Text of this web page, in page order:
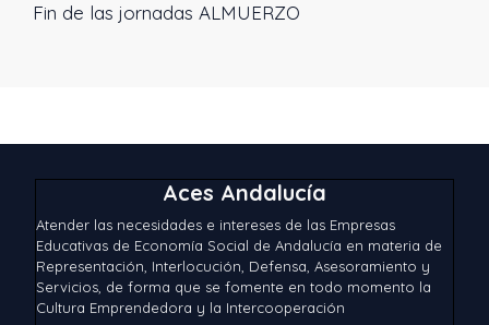
Fin de las jornadas ALMUERZO
Aces Andalucía
Atender las necesidades e intereses de las Empresas
Educativas de Economía Social de Andalucía en materia de
Representación, Interlocución, Defensa, Asesoramiento y
Servicios, de forma que se fomente en todo momento la
Cultura Emprendedora y la Intercooperación